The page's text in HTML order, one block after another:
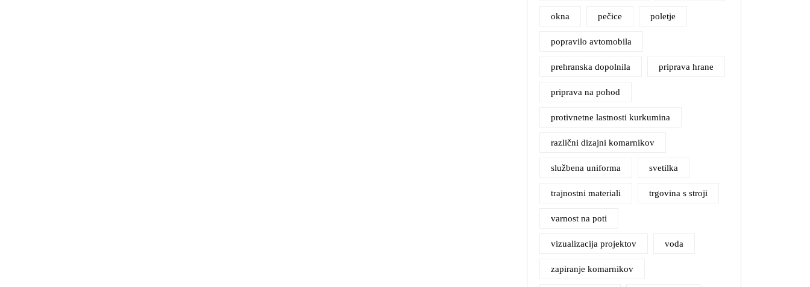
okna pečice poletje
popravilo avtomobila
prehranska dopolnila priprava hrane
priprava na pohod
protivnetne lastnosti kurkumina
različni dizajni komarnikov
službena uniforma svetilka
trajnostni materiali trgovina s stroji
varnost na poti
vizualizacija projektov voda
zapiranje komarnikov